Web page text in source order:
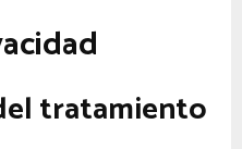
tratamiento